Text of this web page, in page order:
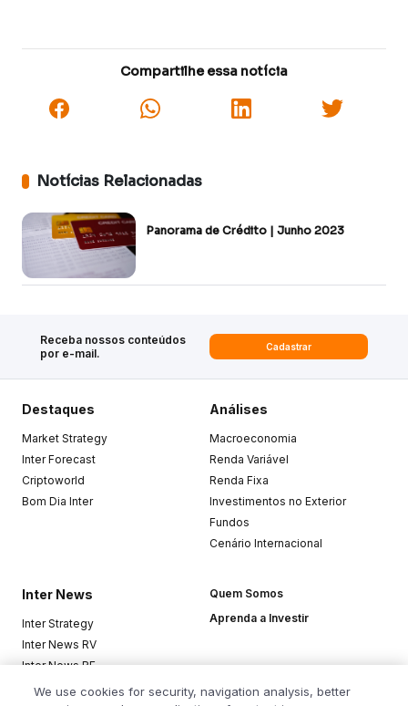
Compartilhe essa notícia
Notícias Relacionadas
Panorama de Crédito | Junho 2023
Receba nossos conteúdos
por e-mail.
Cadastrar
Destaques
Market Strategy
Inter Forecast
Criptoworld
Bom Dia Inter
Análises
Macroeconomia
Renda Variável
Renda Fixa
Investimentos no Exterior
Fundos
Cenário Internacional
Inter News
Inter Strategy
Inter News RV
Inter News RF
Top Funds
Quem Somos
Aprenda a Investir
We use cookies for security, navigation analysis, better